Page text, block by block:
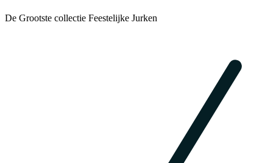
De Grootste collectie Feestelijke Jurken